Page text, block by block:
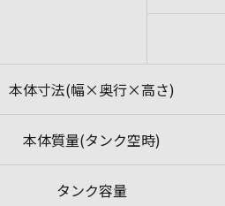
本体寸法(幅×奥行×高さ)
本体質量(タンク空時)
タンク容量